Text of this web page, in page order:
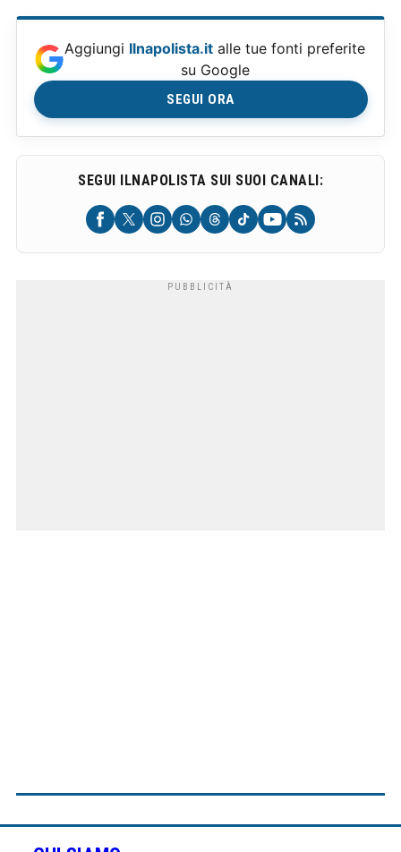
Aggiungi Ilnapolista.it alle tue fonti preferite
su Google
SEGUI ORA
SEGUI ILNAPOLISTA SUI SUOI CANALI: